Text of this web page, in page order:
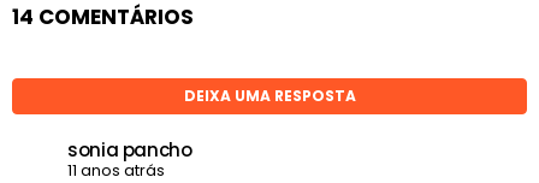
14 COMENTÁRIOS
DEIXA UMA RESPOSTA
sonia pancho
11 anos atrás